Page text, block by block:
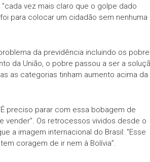
vez mais claro que o golpe dado
para colocar um cidadão sem nenhuma
da previdência incluindo os
da União, o pobre passou a ser a
as categorias tinham aumento acima da
preciso parar com essa bobagem de
vender”. Os retrocessos vividos desde o
a imagem internacional do Brasil: "Esse
coragem de ir nem à Bolívia”.